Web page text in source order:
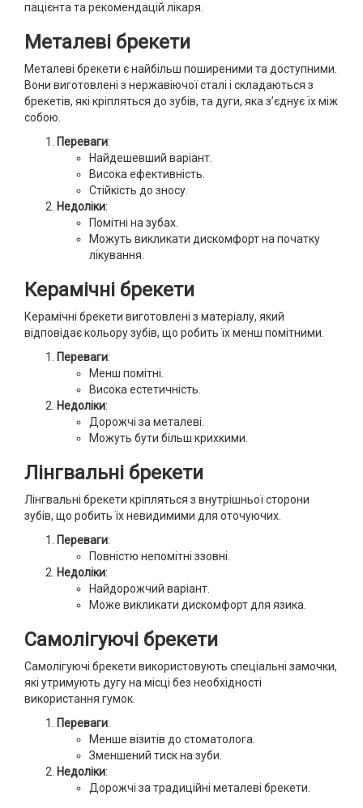
пацієнта та рекомендацій лікаря.
Металеві брекети
Металеві брекети є найбільш поширеними та доступними.
Вони виготовлені з нержавіючої сталі і складаються з
брекетів, які кріпляться до зубів, та дуги, яка з’єднує їх між
собою.
Переваги:
Найдешевший варіант.
Висока ефективність.
Стійкість до зносу.
Недоліки:
Помітні на зубах.
Можуть викликати дискомфорт на початку
лікування.
Керамічні брекети
Керамічні брекети виготовлені з матеріалу, який
відповідає кольору зубів, що робить їх менш помітними.
Переваги:
Менш помітні.
Висока естетичність.
Недоліки:
Дорожчі за металеві.
Можуть бути більш крихкими.
Лінгвальні брекети
Лінгвальні брекети кріпляться з внутрішньої сторони
зубів, що робить їх невидимими для оточуючих.
Переваги:
Повністю непомітні ззовні.
Недоліки:
Найдорожчий варіант.
Може викликати дискомфорт для язика.
Самолігуючі брекети
Самолігуючі брекети використовують спеціальні замочки,
які утримують дугу на місці без необхідності
використання гумок.
Переваги:
Менше візитів до стоматолога.
Зменшений тиск на зуби.
Недоліки:
Дорожчі за традиційні металеві брекети.